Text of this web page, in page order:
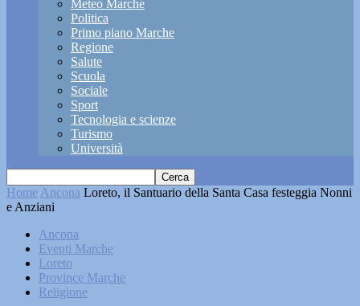
Meteo Marche
Politica
Primo piano Marche
Regione
Salute
Scuola
Sociale
Sport
Tecnologia e scienze
Turismo
Università
Home Ancona Loreto, il Santuario della Santa Casa festeggia Nonni
e Anziani
Ancona
Eventi Marche
Loreto
Province Marche
Religione